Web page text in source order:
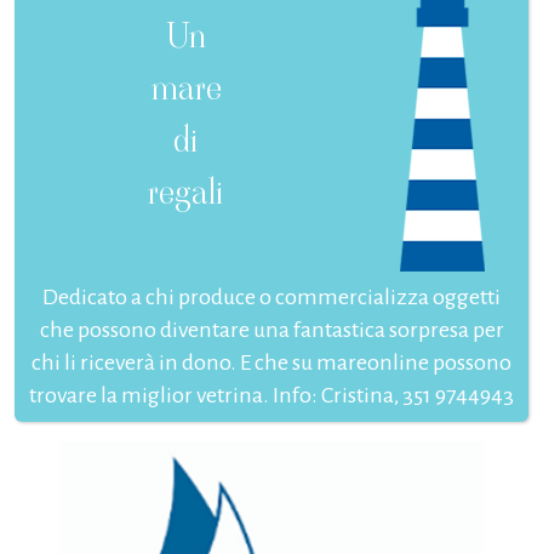
Un
mare
di
regali
Dedicato a chi produce o commercializza oggetti
che possono diventare una fantastica sorpresa per
chi li riceverà in dono. E che su mareonline possono
trovare la miglior vetrina. Info: Cristina, 351 9744943